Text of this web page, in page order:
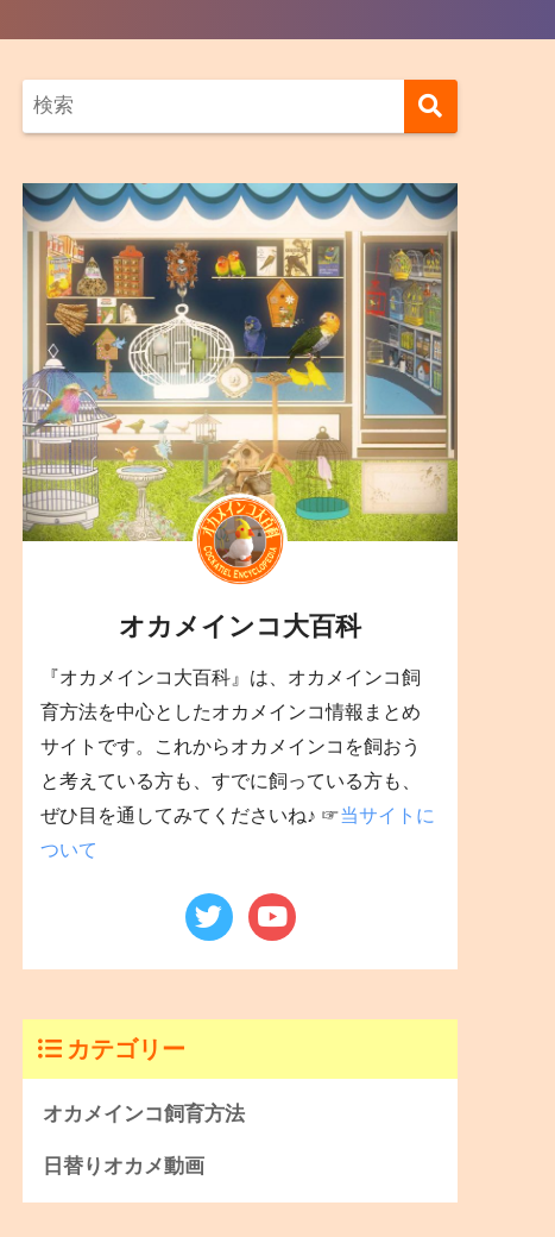
オカメインコ大百科
『オカメインコ大百科』は、オカメインコ飼
育方法を中心としたオカメインコ情報まとめ
サイトです。これからオカメインコを飼おう
と考えている方も、すでに飼っている方も、
ぜひ目を通してみてくださいね♪ ☞当サイトに
ついて
カテゴリー
オカメインコ飼育方法
日替りオカメ動画